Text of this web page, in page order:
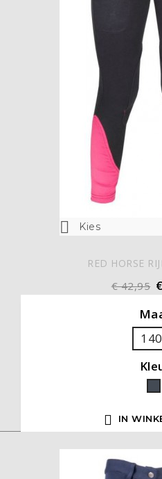
 Kies
RED HORSE
€ 42,95
140
 IN